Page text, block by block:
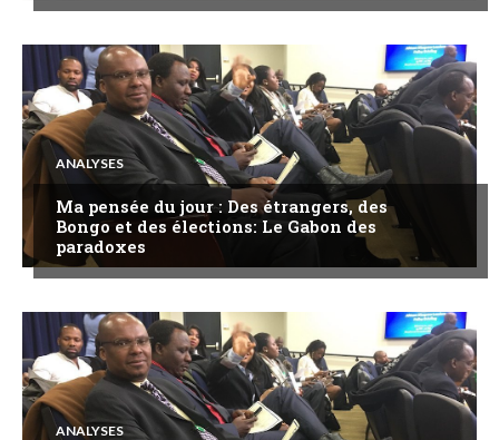
ANALYSES
Ma pensée du jour : Des étrangers, des
Bongo et des élections: Le Gabon des
paradoxes
ANALYSES